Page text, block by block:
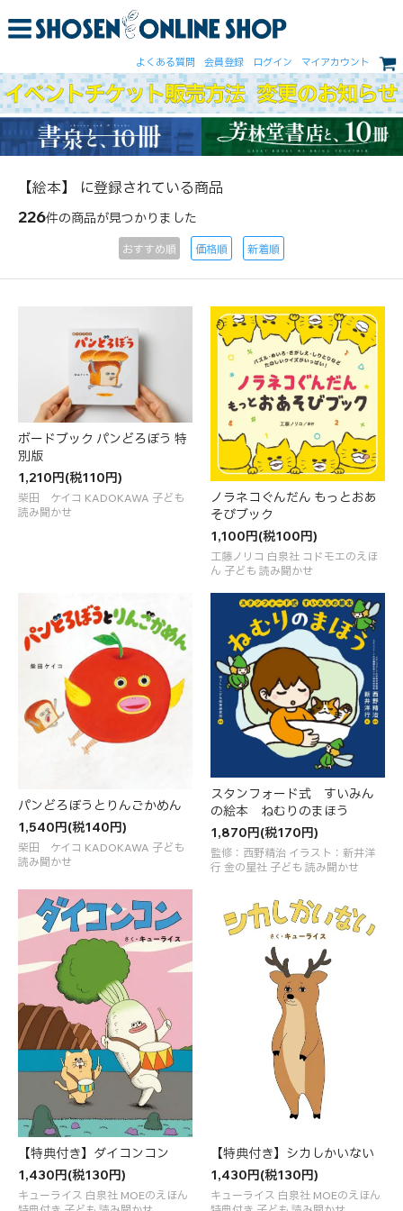
よくある質問 会員登録 ログイン マイアカウント
【絵本】 に登録されている商品
226件の商品が見つかりました
おすすめ順 価格順 新着順
ボードブック パンどろぼう 特
別版
1,210円(税110円)
柴田 ケイコ KADOKAWA 子ども
読み聞かせ
ノラネコぐんだん もっとおあ
そびブック
1,100円(税100円)
工藤ノリコ 白泉社 コドモエのえほ
ん 子ども 読み聞かせ
パンどろぼうとりんごかめん
1,540円(税140円)
柴田 ケイコ KADOKAWA 子ども
読み聞かせ
スタンフォード式 すいみん
の絵本 ねむりのまほう
1,870円(税170円)
監修：西野精治 イラスト：新井洋
行 金の星社 子ども 読み聞かせ
【特典付き】ダイコンコン
1,430円(税130円)
キューライス 白泉社 MOEのえほん
【特典付き】シカしかいない
1,430円(税130円)
キューライス 白泉社 MOEのえほん